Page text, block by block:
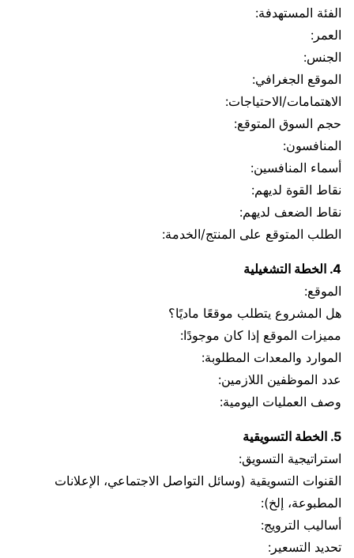
الفئة المستهدفة:
العمر:
الجنس:
الموقع الجغرافي:
الاهتمامات/الاحتياجات:
حجم السوق المتوقع:
المنافسون:
أسماء المنافسين:
نقاط القوة لديهم:
نقاط الضعف لديهم:
الطلب المتوقع على المنتج/الخدمة:
4. الخطة التشغيلية
الموقع:
هل المشروع يتطلب موقعًا ماديًا؟
مميزات الموقع إذا كان موجودًا:
الموارد والمعدات المطلوبة:
عدد الموظفين اللازمين:
وصف العمليات اليومية:
5. الخطة التسويقية
استراتيجية التسويق:
القنوات التسويقية (وسائل التواصل الاجتماعي، الإعلانات
المطبوعة، إلخ):
أساليب الترويج:
تحديد التسعير: